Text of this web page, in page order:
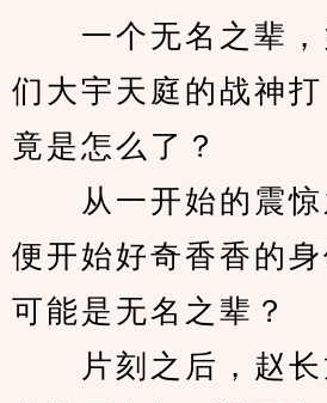
一个无名之辈，
们大宇天庭的战神
竟是怎么了？
从一开始的震惊
便开始好奇香香的
可能是无名之辈？
片刻之后，赵长